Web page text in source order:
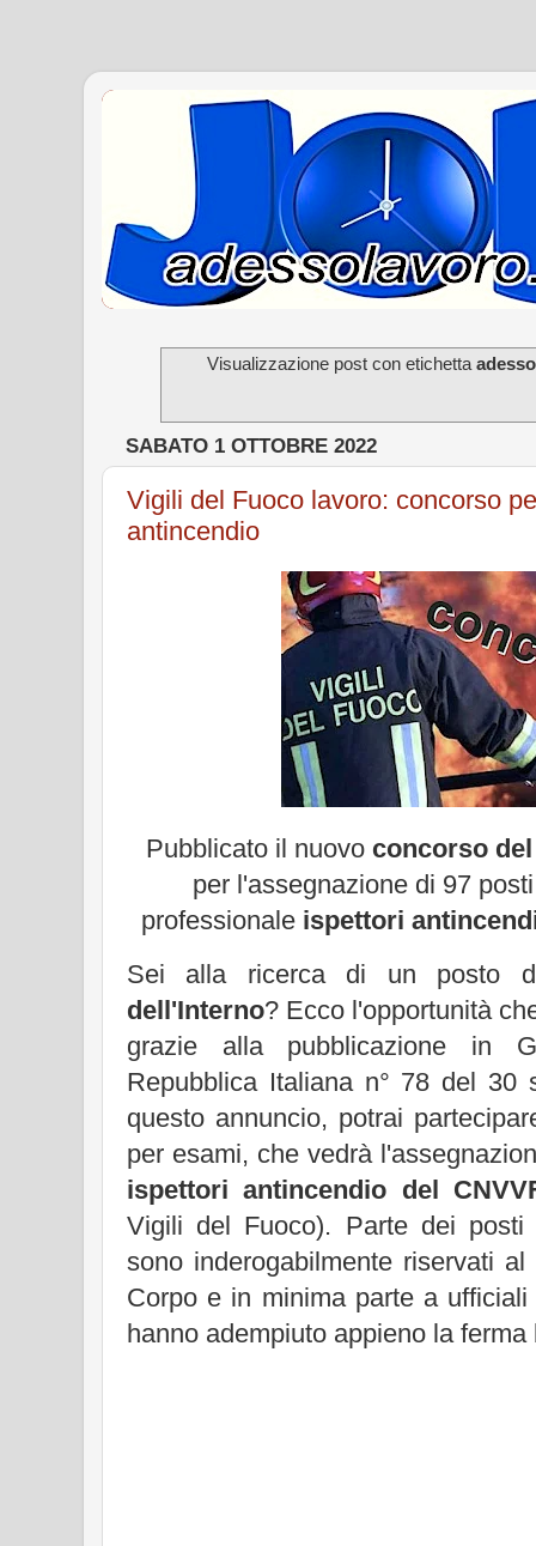
Visualizzazione post con etichetta
SABATO 1 OTTOBRE 2022
Vigili del Fuoco lavoro: concorso
antincendio
Pubblicato il nuovo concorso
per l'assegnazione di 97
professionale ispettori
Sei alla ricerca di un posto
dell'Interno? Ecco l'opportunità
grazie alla pubblicazione in
Repubblica Italiana n° 78 del 30
questo annuncio, potrai
per esami, che vedrà
ispettori antincendio del
Vigili del Fuoco). Parte dei
sono inderogabilmente riservati
Corpo e in minima parte a
hanno adempiuto appieno la ferma